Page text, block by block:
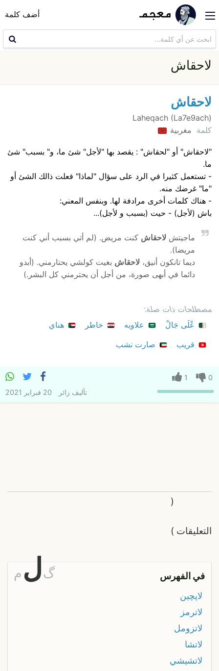
أضف كلمة
لاحقاش
لاحقاش
Laheqach (La7e9ach)
كلمة مغربية
"لاحقاش" أو "لحقاش" : يقصد بها "لأجل" شئ ما، و" بسبب" شئ
ما.
- تستعمل كثيرا في الرد على سؤال "لماذا" فعلت ذالك الشئ أو
"ما" غرضك منه.
- هناك كلمات أخرى مرادفة لها. وبنفس المعني:
باش (لأجل) - حيت (بسبب و لأجل)...
ماجيتش لاحقاش كنت مريض. (لم أتي بسبب أني كنت
مريضا).
ديما تانكون أنيق، لاحقاش بغيت كولشي يحتارمني. (أبدو
دائما في أبهى صورة، من أجل أن يحترمني كل البشر.)
مصطلحات ذات صلة:
عْلَى جَالْ
علاويه خاطر
هناي
قريب
صارت نشب
0
1
تأليف زائر 20 فبراير 2021
التعليقات
(
)
في الفهرس گل م
لاپچين
لاترمز
لاتزومل
لاتشا
لاتشيشي